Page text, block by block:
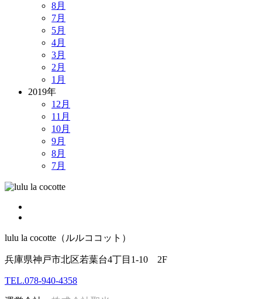
8月
7月
5月
4月
3月
2月
1月
2019年
12月
11月
10月
9月
8月
7月
lulu la cocotte（ルルココット）
兵庫県神戸市北区若葉台4丁目1-10 2F
TEL.078-940-4358